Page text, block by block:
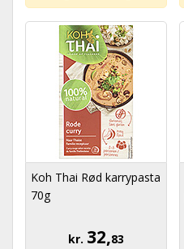
Koh Thai Rød karrypasta
70g
kr. 32,83